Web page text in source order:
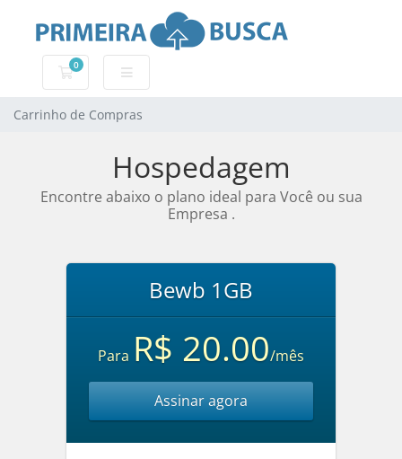
0
Carrinho de Compras
Carrinho de Compras
Hospedagem
Encontre abaixo o plano ideal para Você ou sua
Empresa .
Bewb 1GB
Para R$ 20.00/mês
Assinar agora